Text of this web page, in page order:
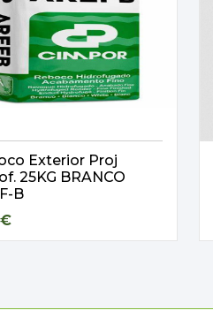
Exterior Proj
25KG BRANCO
B